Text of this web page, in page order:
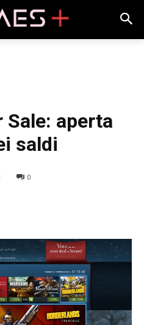
Sale: aperta
saldi
0